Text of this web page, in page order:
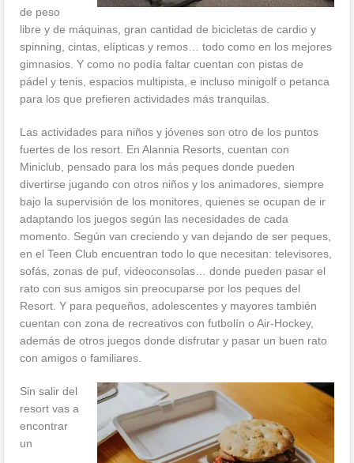
de peso
libre y de máquinas, gran cantidad de bicicletas de cardio y
spinning, cintas, elípticas y remos… todo como en los mejores
gimnasios. Y como no podía faltar cuentan con pistas de
pádel y tenis, espacios multipista, e incluso minigolf o petanca
para los que prefieren actividades más tranquilas.
Las actividades para niños y jóvenes son otro de los puntos
fuertes de los resort. En Alannia Resorts, cuentan con
Miniclub, pensado para los más peques donde pueden
divertirse jugando con otros niños y los animadores, siempre
bajo la supervisión de los monitores, quienes se ocupan de ir
adaptando los juegos según las necesidades de cada
momento. Según van creciendo y van dejando de ser peques,
en el Teen Club encuentran todo lo que necesitan: televisores,
sofás, zonas de puf, videoconsolas… donde pueden pasar el
rato con sus amigos sin preocuparse por los peques del
Resort. Y para pequeños, adolescentes y mayores también
cuentan con zona de recreativos con futbolín o Air-Hockey,
además de otros juegos donde disfrutar y pasar un buen rato
con amigos o familiares.
Sin salir del
resort vas a
encontrar
un